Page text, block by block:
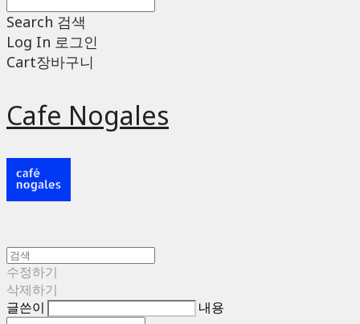
Search 검색
Log In 로그인
Cart장바구니
Cafe Nogales
수정하기
삭제하기
글쓴이
내용